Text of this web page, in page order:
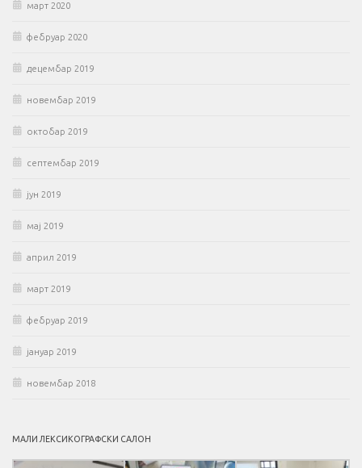
март 2020
фебруар 2020
децембар 2019
новембар 2019
октобар 2019
септембар 2019
јун 2019
мај 2019
април 2019
март 2019
фебруар 2019
јануар 2019
новембар 2018
МАЛИ ЛЕКСИКОГРАФСКИ САЛОН